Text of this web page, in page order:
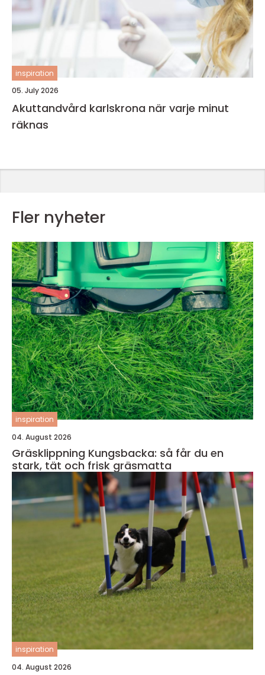
inspiration
05. July 2026
Akuttandvård karlskrona när varje minut
räknas
Fler nyheter
inspiration
04. August 2026
Gräsklippning Kungsbacka: så får du en
stark, tät och frisk gräsmatta
inspiration
04. August 2026